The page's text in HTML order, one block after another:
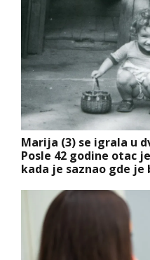
Marija (3) se igrala u
Posle 42 godine otac
kada je saznao gde je